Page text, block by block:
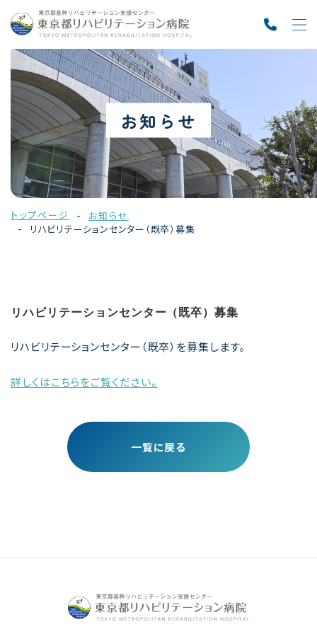
お知らせ
トップページ
お知らせ
リハビリテーションセンター（既卒）募集
リハビリテーションセンター（既卒）募集
リハビリテーションセンター（既卒） を募集します。
詳しくはこちらをご覧ください。
一覧に戻る